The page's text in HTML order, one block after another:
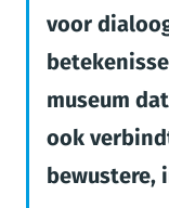
voor
museum
ook
bewustere,